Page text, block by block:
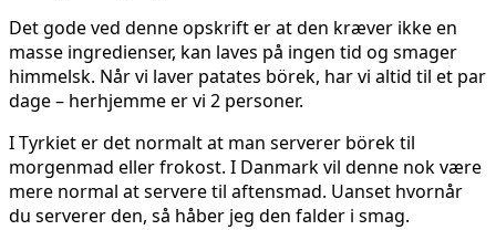
Det gode ved denne opskrift er at den kræver ikke en
masse ingredienser, kan laves på ingen tid og smager
himmelsk. Når vi laver patates börek, har vi altid til et par
dage – herhjemme er vi 2 personer.
I Tyrkiet er det normalt at man serverer börek til
morgenmad eller frokost. I Danmark vil denne nok være
mere normal at servere til aftensmad. Uanset hvornår
du serverer den, så håber jeg den falder i smag.